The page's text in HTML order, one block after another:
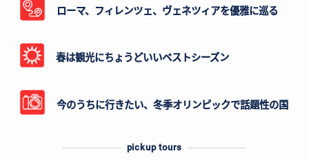
ローマ、フィレンツェ、ヴェネツィアを優雅に巡る
春は観光にちょうどいいベストシーズン
今のうちに行きたい、冬季オリンピックで話題性の国
pickup tours